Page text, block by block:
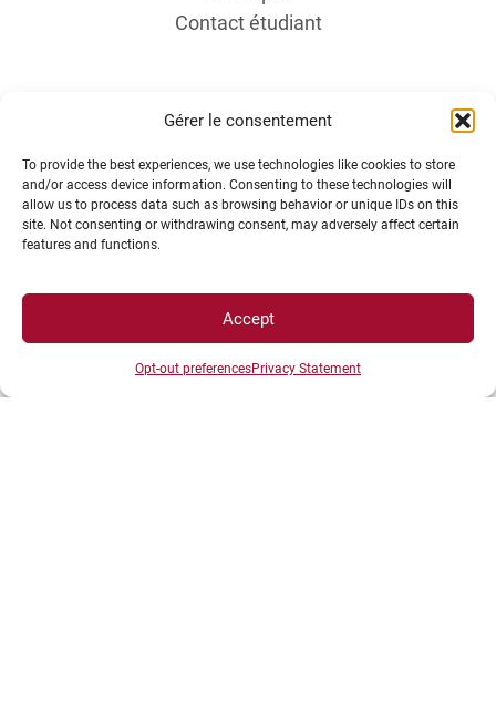
Gérer le consentement
To provide the best experiences, we use technologies like cookies to store
and/or access device information. Consenting to these technologies will
allow us to process data such as browsing behavior or unique IDs on this
site. Not consenting or withdrawing consent, may adversely affect certain
features and functions.
Accept
Opt-out preferencesPrivacy Statement
Contact étudiant
INFORMATIONS LÉGALES
Plan d’accès des campus
Mentions légales
Données personnelles et gestion des cookies
Gérer mes cookies